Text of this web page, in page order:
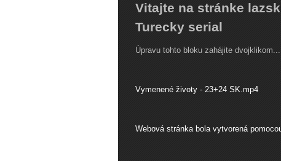
Vitajte na stránke
Turecky serial
Úpravu tohto bloku zahájite dvojklikom...
Vymenené životy - 23+24 SK.mp4
Webová stránka bola vytvorená